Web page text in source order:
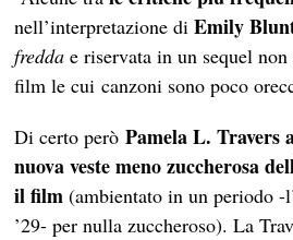
nell’interpretazione diEmily
fredda e riservata in un sequel
film le cui canzoni sono poco
Di certo peròPamela L. Travers
nuova veste meno zuccherosa
il film (ambientato in un periodo -
’29- per nulla zuccheroso). La